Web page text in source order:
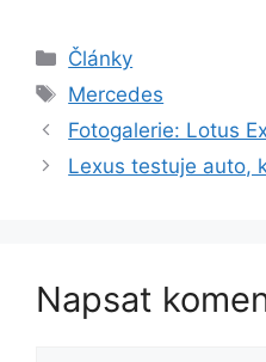
Rubriky
Články
Štítky
Mercedes
Fotogalerie: Lotus
Lexus testuje auto,
Napsat